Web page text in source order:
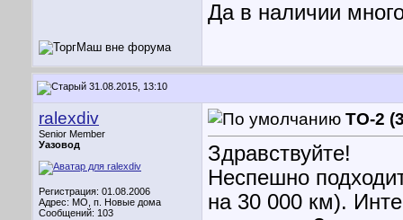
Да в наличии
31.08.2015, 13:10
ralexdiv
Senior Member
Уазовод
Регистрация: 01.08.2006
Адрес: МО, п. Новые дома
Сообщений: 103
ТО-2
Здравствуйте!
Неспешно
на 30 000 км).